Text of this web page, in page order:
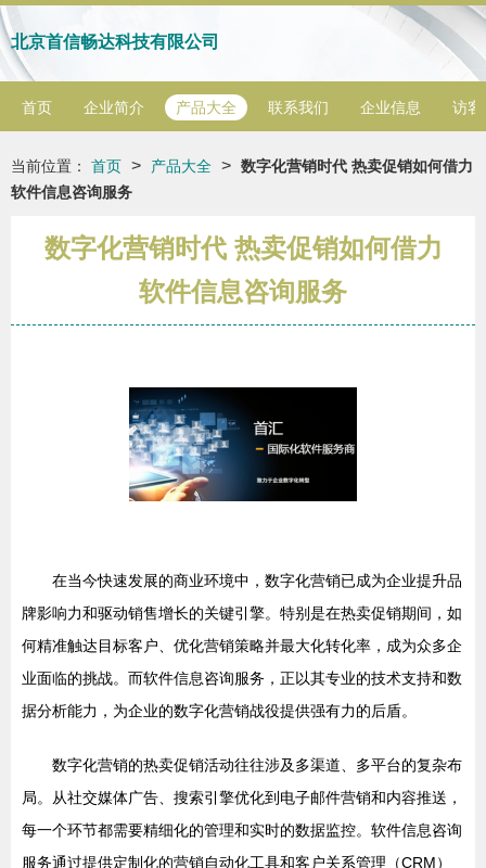
北京首信畅达科技有限公司
首页 企业简介 产品大全 联系我们 企业信息 访客
当前位置： 首页 > 产品大全 > 数字化营销时代 热卖促销如何借力
软件信息咨询服务
数字化营销时代 热卖促销如何借力
软件信息咨询服务
在当今快速发展的商业环境中，数字化营销已成为企业提升品
牌影响力和驱动销售增长的关键引擎。特别是在热卖促销期间，如
何精准触达目标客户、优化营销策略并最大化转化率，成为众多企
业面临的挑战。而软件信息咨询服务，正以其专业的技术支持和数
据分析能力，为企业的数字化营销战役提供强有力的后盾。
数字化营销的热卖促销活动往往涉及多渠道、多平台的复杂布
局。从社交媒体广告、搜索引擎优化到电子邮件营销和内容推送，
每一个环节都需要精细化的管理和实时的数据监控。软件信息咨询
服务通过提供定制化的营销自动化工具和客户关系管理（CRM）